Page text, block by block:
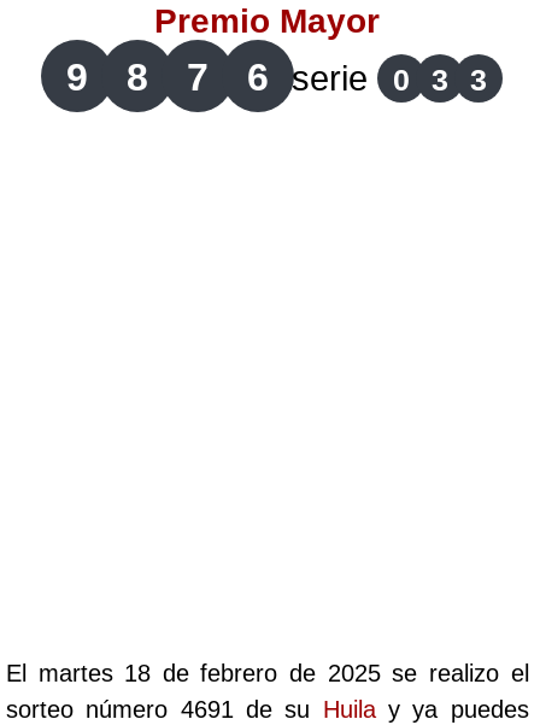
Lotería de Santander
Lotería del Cauca
Cafeterito Noche
Premio Mayor
9 8 7 6 serie 0 3 3
El martes 18 de febrero de 2025 se realizo el
sorteo número 4691 de su Huilay ya puedes